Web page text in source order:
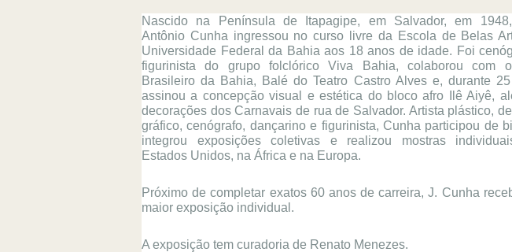
Nascido na Península de Itapagipe, em Salvador, em
Antônio Cunha ingressou no curso livre da Escola de Belas
Universidade Federal da Bahia aos 18 anos de idade. Foi
figurinista do grupo folclórico Viva Bahia, colaborou com
Brasileiro da Bahia, Balé do Teatro Castro Alves e, durante
assinou a concepção visual e estética do bloco afro Ilê Aiyê,
decorações dos Carnavais de rua de Salvador. Artista plástico,
gráfico, cenógrafo, dançarino e figurinista, Cunha participou de
integrou exposições coletivas e realizou mostras
Estados Unidos, na África e na Europa.
Próximo de completar exatos 60 anos de carreira, J. Cunha
maior exposição individual.
A exposição tem curadoria de Renato Menezes.